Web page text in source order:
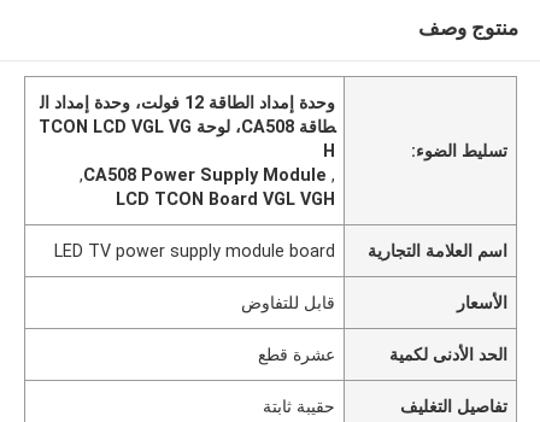
منتوج وصف
تسليط الضوء:
وحدة إمداد الطاقة 12 فولت، وحدة إمداد ال
طاقة CA508، لوحة TCON LCD VGL VG
H
,
CA508 Power Supply Module
,
LCD TCON Board VGL VGH
اسم العلامة التجارية LED TV power supply module board
الأسعار قابل للتفاوض
الحد الأدنى لكمية عشرة قطع
تفاصيل التغليف حقيبة ثابتة